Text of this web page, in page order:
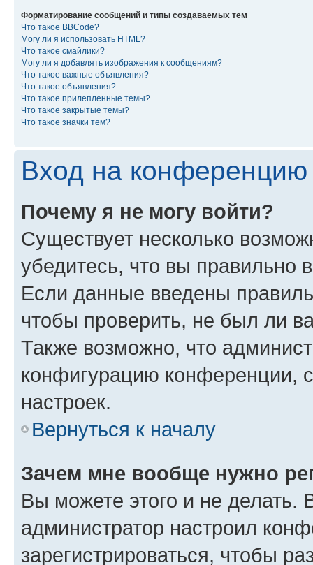
Форматирование сообщений и типы создаваемых тем
Что такое BBCode?
Могу ли я использовать HTML?
Что такое смайлики?
Могу ли я добавлять изображения к сообщениям?
Что такое важные объявления?
Что такое объявления?
Что такое прилепленные темы?
Что такое закрытые темы?
Что такое значки тем?
Вход на конференцию
Почему я не могу войти?
Существует несколько
убедитесь, что вы правильно
Если данные введены
чтобы проверить, не был ли
Также возможно, что
конфигурацию конференции,
настроек.
Вернуться к началу
Зачем мне вообще нужно
Вы можете этого и не делать.
администратор настроил
зарегистрироваться, чтобы